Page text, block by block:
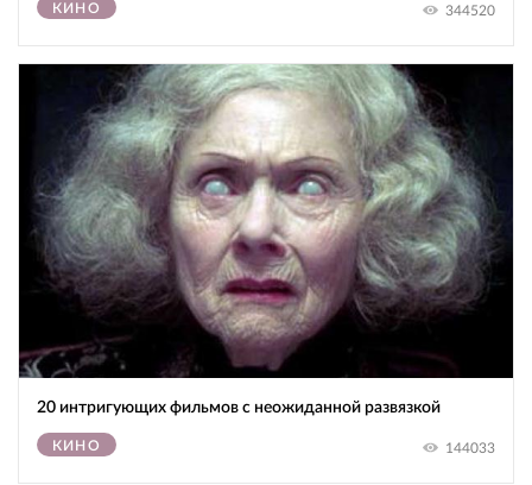
КИНО 344520
20 интригующих фильмов с неожиданной развязкой
КИНО 144033